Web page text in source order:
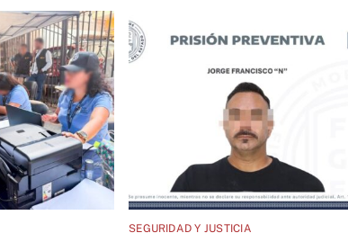
SEGURIDAD Y JUSTICIA